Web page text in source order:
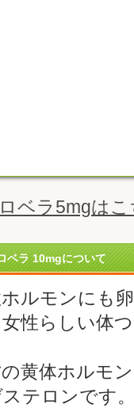
ベラ5mgは
ベラ 10mgについて
ルモンにも
性らしい体
黄体ホルモ
ステロンです